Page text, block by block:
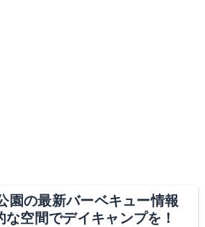
園の最新バーベキュー情報
空間でデイキャンプを！